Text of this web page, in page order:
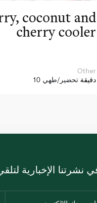
coconut and
cherry cooler
Other
10 دقيقة تحضير/طهي
نشرتنا الإخبارية